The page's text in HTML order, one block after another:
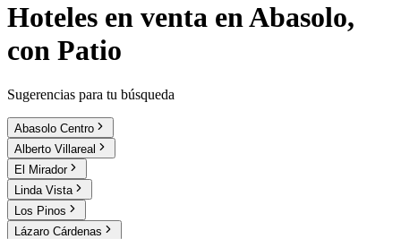
Hoteles en venta en Abasolo,
con Patio
Sugerencias para tu búsqueda
Abasolo Centro
Alberto Villareal
El Mirador
Linda Vista
Los Pinos
Lázaro Cárdenas